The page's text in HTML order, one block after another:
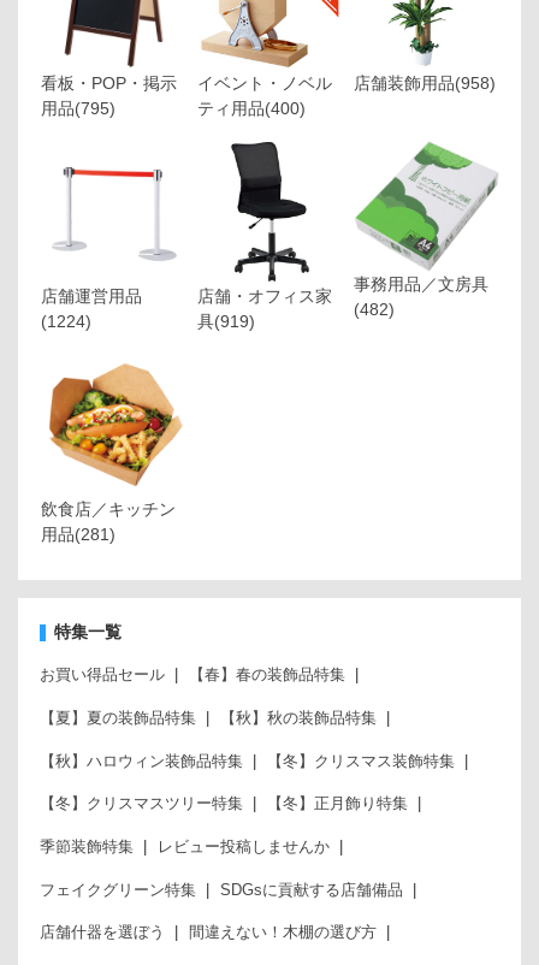
看板・POP・掲示
用品(795)
イベント・ノベル
ティ用品(400)
店舗装飾用品(958)
店舗運営用品
(1224)
店舗・オフィス家
具(919)
事務用品／文房具
(482)
飲食店／キッチン
用品(281)
特集一覧
お買い得品セール 【春】春の装飾品特集
【夏】夏の装飾品特集 【秋】秋の装飾品特集
【秋】ハロウィン装飾品特集 【冬】クリスマス装飾特集
【冬】クリスマスツリー特集 【冬】正月飾り特集
季節装飾特集 レビュー投稿しませんか
フェイクグリーン特集 SDGsに貢献する店舗備品
店舗什器を選ぼう 間違えない！木棚の選び方